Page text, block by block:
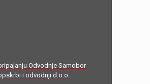
Odvodnje Samobor
i odvodnji d.o.o.